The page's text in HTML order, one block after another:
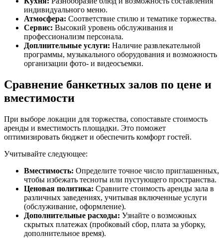
индивидуального меню.
Атмосфера: Соответствие стилю и тематике торжества.
Сервис: Высокий уровень обслуживания и
профессионализм персонала.
Доплнительные услуги: Наличие развлекательной
программы, музыкального оборудования и возможность
организации фото- и видеосъемки.
Сравнение банкетных залов по цене и
вместимости
При выборе локации для торжества, сопоставьте стоимость
аренды и вместимость площадки. Это поможет
оптимизировать бюджет и обеспечить комфорт гостей.
Учитывайте следующее:
Вместимость: Определите точное число приглашенных,
чтобы избежать тесноты или пустующего пространства.
Ценовая политика: Сравните стоимость аренды зала в
различных заведениях, учитывая включенные услуги
(обслуживание, оформление).
Дополнительные расходы: Узнайте о возможных
скрытых платежах (пробковый сбор, плата за уборку,
дополнительное время).